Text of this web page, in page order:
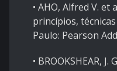
• AHO, Alfred V. et
princípios,
Paulo: Pearson
• ​BROOKSHEAR, J.